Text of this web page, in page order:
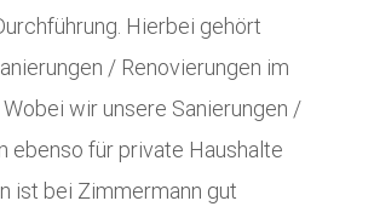
Hierbei gehört
/ Renovierungen im
wir unsere Sanierungen /
ebenso für private Haushalte
ist bei Zimmermann gut